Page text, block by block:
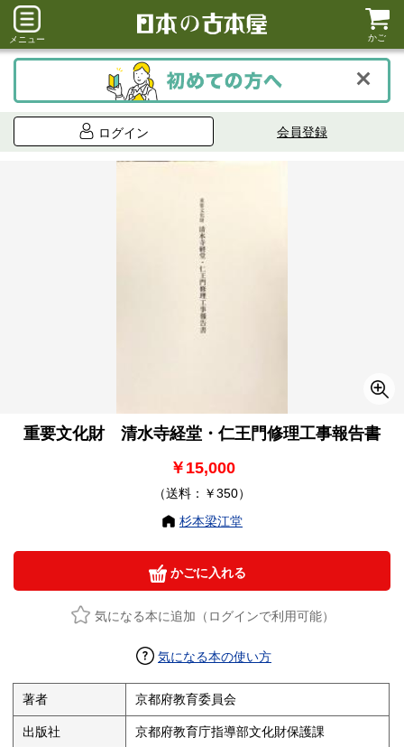
メニュー かご
ログイン 会員登録
重要文化財 清水寺経堂・仁王門修理工事報告書
￥15,000
（送料：￥350）
杉本梁江堂
かごに入れる
気になる本に追加（ログインで利用可能）
気になる本の使い方
著者 京都府教育委員会
出版社 京都府教育庁指導部文化財保護課